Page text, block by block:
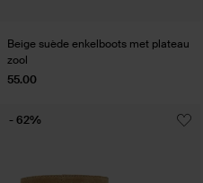
Beige suède enkelboots met plateau
zool
55.00
- 62%